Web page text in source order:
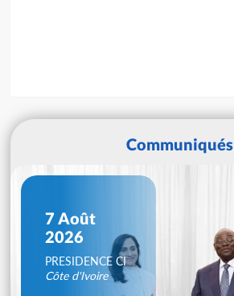
Communiqués
7 Août
2026
PRESIDENCE CI
Côte d'Ivoire